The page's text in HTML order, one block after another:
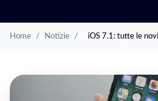
Home / Notizie / iOS 7.1: tutte le